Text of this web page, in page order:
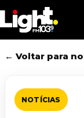
to
main
content
← Voltar para
NOTÍCIAS